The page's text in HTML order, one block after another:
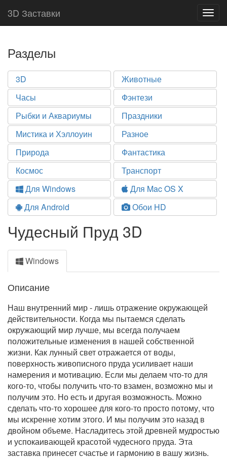
3D Заставки
Разделы
3D
Животные
Часы
Фэнтези
Рыбки и Аквариумы
Праздники
Мистика и Хэллоуин
Разное
Природа
Фантастика
Космос
Транспорт
Для Windows
Для Mac OS X
Для Android
Обои HD
Чудесный Пруд 3D
Windows
Описание
Наш внутренний мир - лишь отражение окружающей
действительности. Когда мы пытаемся сделать
окружающий мир лучше, мы всегда получаем
положительные изменения в нашей собственной
жизни. Как лунный свет отражается от воды,
поверхность живописного пруда усиливает наши
намерения и мотивацию. Если мы делаем что-то для
кого-то, чтобы получить что-то взамен, возможно мы и
получим это. Но есть и другая возможность. Можно
сделать что-то хорошее для кого-то просто потому, что
мы искренне хотим этого. И мы получим это назад в
двойном объеме. Насладитесь этой древней мудростью
и успокаивающей красотой чудесного пруда. Эта
заставка принесет счастье и гармонию в вашу жизнь.